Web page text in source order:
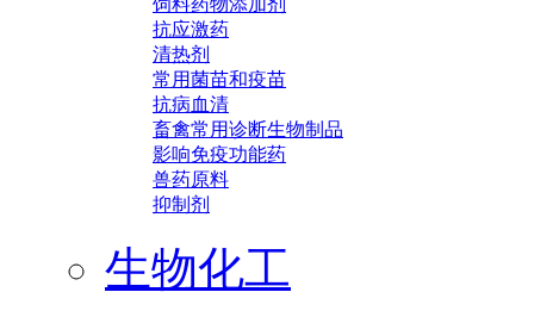
饲料药物添加剂
抗应激药
清热剂
常用菌苗和疫苗
抗病血清
畜禽常用诊断生物制品
影响免疫功能药
兽药原料
抑制剂
生物化工